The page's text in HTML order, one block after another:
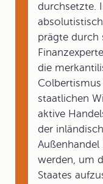
durchsetzte.
prägte durch
die
staatlichen
aktive
der
werden, um
Staates